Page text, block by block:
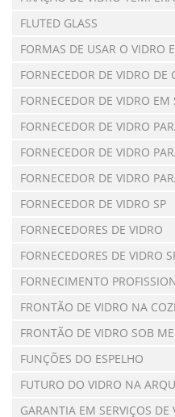
FLUTED GLASS
FORMAS DE USAR O VIDRO
FORNECEDOR DE VIDRO DE
FORNECEDOR DE VIDRO EM
FORNECEDOR DE VIDRO
FORNECEDOR DE VIDRO
FORNECEDOR DE VIDRO
FORNECEDOR DE VIDRO SP
FORNECEDORES DE VIDRO
FORNECEDORES DE VIDRO
FORNECIMENTO
FRONTÃO DE VIDRO NA
FRONTÃO DE VIDRO SOB
FUNÇÕES DO ESPELHO
FUTURO DO VIDRO NA
GARANTIA EM SERVIÇOS DE